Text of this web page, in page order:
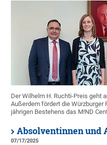
Der Wilhelm H. Ruchti-Preis geht
Außerdem fördert die
jährigen Bestehens das M!ND
Absolventinnen und
07/17/2025